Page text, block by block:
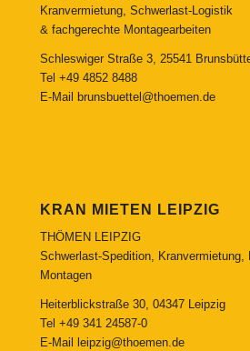
Kranvermietung, Schwerlast-Logistik
& fachgerechte Montagearbeiten
Schleswiger Straße 3, 25541
Tel +49 4852 8488
E-Mail
brunsbuettel@thoemen.de
KRAN MIETEN LEIPZIG
THÖMEN LEIPZIG
Schwerlast-Spedition, Kranvermietung,
Montagen
Heiterblickstraße 30, 04347 Leipzig
Tel +49 341 24587-0
E-Mail
leipzig@thoemen.de